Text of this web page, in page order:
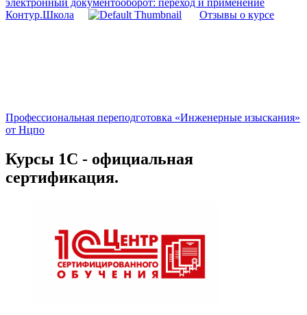
электронный документооборот: переход и применение
Контур.Школа
Отзывы о курсе
Профессиональная переподготовка «Инженерные изыскания»
от Нцпо
Курсы 1С - официальная
сертификация.